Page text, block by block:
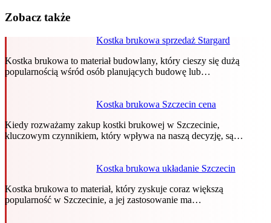
Zobacz także
Kostka brukowa sprzedaż Stargard
Kostka brukowa to materiał budowlany, który cieszy się dużą
popularnością wśród osób planujących budowę lub…
Kostka brukowa Szczecin cena
Kiedy rozważamy zakup kostki brukowej w Szczecinie,
kluczowym czynnikiem, który wpływa na naszą decyzję, są…
Kostka brukowa układanie Szczecin
Kostka brukowa to materiał, który zyskuje coraz większą
popularność w Szczecinie, a jej zastosowanie ma…